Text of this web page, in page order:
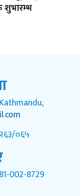
शुभारम्भ
०६५
002-8729